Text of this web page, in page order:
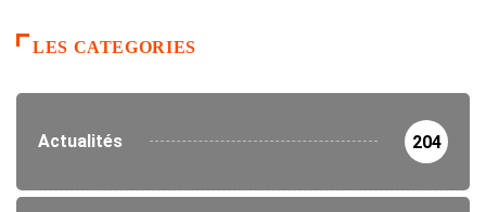
LES CATEGORIES
Actualités 204